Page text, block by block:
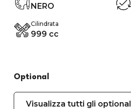
NERO
Cilindrata
999 cc
Optional
Visualizza tutti gli optional